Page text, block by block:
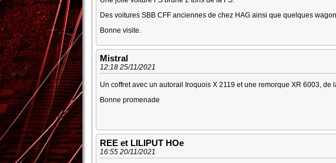
Des voitures SBB CFF anciennes de chez HAG ainsi que quelques
Bonne visite.
Mistral
12:18 25/11/2021
Un coffret avec un autorail Iroquois X 2119 et une remorque XR 6003, de
Bonne promenade
REE et LILIPUT HOe
16:55 20/11/2021